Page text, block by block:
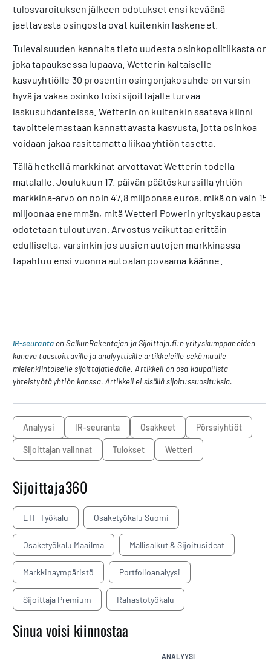
tulosvaroituksen jälkeen odotukset ensi keväänä
jaettavasta osingosta ovat kuitenkin laskeneet.
Tulevaisuuden kannalta tieto uudesta osinkopolitiikasta on
joka tapauksessa lupaava. Wetterin kaltaiselle
kasvuyhtiölle 30 prosentin osingonjakosuhde on varsin
hyvä ja vakaa osinko toisi sijoittajalle turvaa
laskusuhdanteissa. Wetterin on kuitenkin saatava kiinni
tavoittelemastaan kannattavasta kasvusta, jotta osinkoa
voidaan jakaa rasittamatta liikaa yhtiön tasetta.
Tällä hetkellä markkinat arvottavat Wetterin todella
matalalle. Joulukuun 17. päivän päätöskurssilla yhtiön
markkina-arvo on noin 47,8 miljoonaa euroa, mikä on vain 15
miljoonaa enemmän, mitä Wetteri Powerin yrityskaupasta
odotetaan tuloutuvan. Arvostus vaikuttaa erittäin
edulliselta, varsinkin jos uusien autojen markkinassa
tapahtuu ensi vuonna autoalan povaama käänne.
IR-seurantaon SalkunRakentajan ja Sijoittaja.fi:n yrityskumppaneiden
kanava taustoittaville ja analyyttisille artikkeleille sekä muulle
mielenkiintoiselle sijoittajatiedolle. Artikkeli on osa kaupallista
yhteistyötä yhtiön kanssa. Artikkeli ei sisällä sijoitussuosituksia.
analyysi IR-seuranta osakkeet pörssiyhtiöt
sijoittajan valinnat tulokset Wetteri
Sijoittaja360
ETF-Työkalu Osaketyökalu Suomi
Osaketyökalu Maailma Mallisalkut & Sijoitusideat
Markkinaympäristö Portfolioanalyysi
Sijoittaja Premium Rahastotyökalu
Sinua voisi kiinnostaa
ANALYYSI